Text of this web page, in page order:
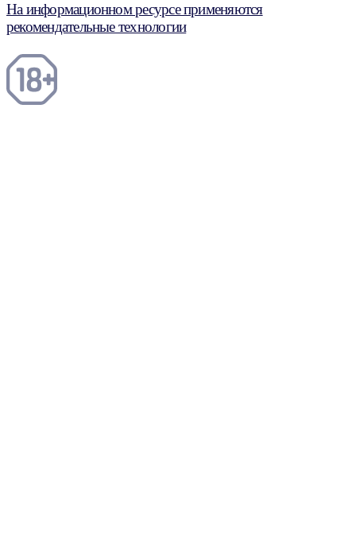
На информационном ресурсе применяются
рекомендательные технологии